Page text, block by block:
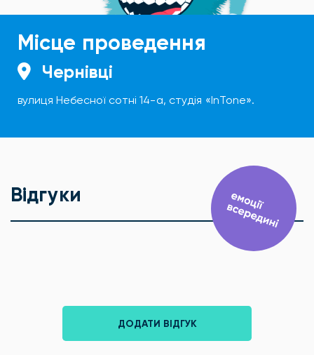
Місце проведення
Чернівці
вулиця Небесної сотні 14-а, студія «InTone».
Відгуки
ДОДАТИ ВІДГУК